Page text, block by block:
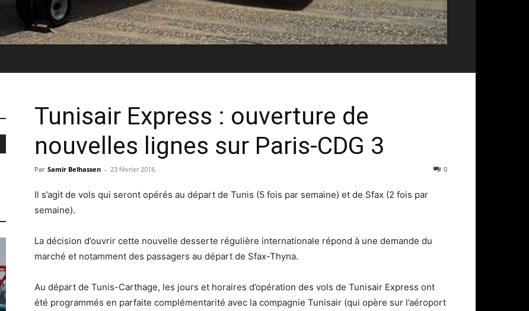
Tunisair Express : ouverture de
nouvelles lignes sur Paris-CDG 3
Par Samir Belhassen - 23 février 2016 0
Il s’agit de vols qui seront opérés au départ de Tunis (5 fois par semaine) et de Sfax (2 fois par
semaine).
La décision d’ouvrir cette nouvelle desserte régulière internationale répond à une demande du
marché et notamment des passagers au départ de Sfax-Thyna.
Au départ de Tunis-Carthage, les jours et horaires d’opération des vols de Tunisair Express ont
été programmés en parfaite complémentarité avec la compagnie Tunisair (qui opère sur l’aéroport